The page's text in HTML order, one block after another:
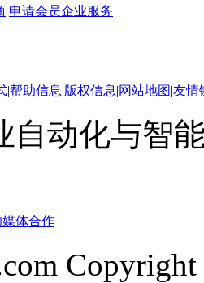
申请会员企业服务
|帮助信息|版权信息|网站地图|友情
自动化与智
媒体合作